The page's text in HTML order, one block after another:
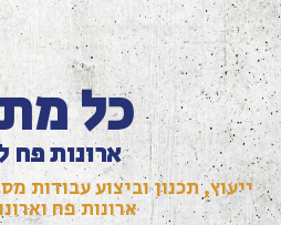
כל
ארונות פח
ייעוץ, תכנון וביצוע עבודות
ארונות פח